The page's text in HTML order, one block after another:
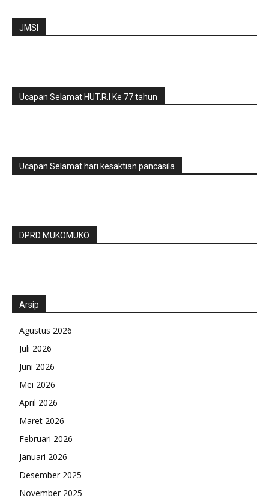
JMSI
Ucapan Selamat HUT.R.I Ke 77 tahun
Ucapan Selamat hari kesaktian pancasila
DPRD MUKOMUKO
Arsip
Agustus 2026
Juli 2026
Juni 2026
Mei 2026
April 2026
Maret 2026
Februari 2026
Januari 2026
Desember 2025
November 2025